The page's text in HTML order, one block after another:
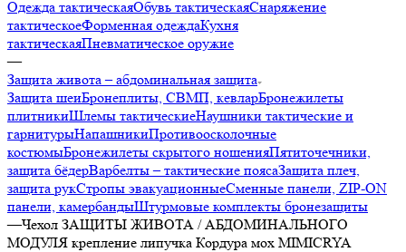
Одежда тактическаяОбувь тактическаяСнаряжение
тактическоеФорменная одеждаКухня
тактическаяПневматическое оружие
—
Защита живота – абдоминальная защита
Защита шеиБронеплиты, СВМП, кевларБронежилеты
плитникиШлемы тактическиеНаушники тактические и
гарнитурыНапашникиПротивоосколочные
костюмыБронежилеты скрытого ношенияПятиточечники,
защита бёдерВарбелты – тактические поясаЗащита плеч,
защита рукСтропы эвакуационныеСменные панели, ZIP-ON
панели, камербандыШтурмовые комплекты бронезащиты
—Чехол ЗАЩИТЫ ЖИВОТА / АБДОМИНАЛЬНОГО
МОДУЛЯ крепление липучка Кордура мох MIMICRYA